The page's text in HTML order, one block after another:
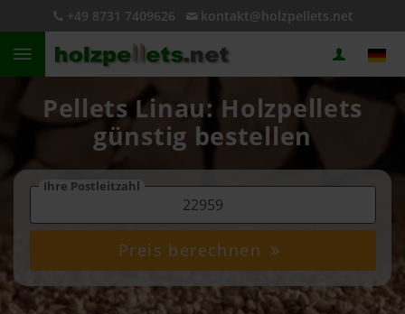
+49 8731 7409626 kontakt@holzpellets.net
Pellets Linau: Holzpellets
günstig bestellen
Ihre Postleitzahl
Preis berechnen